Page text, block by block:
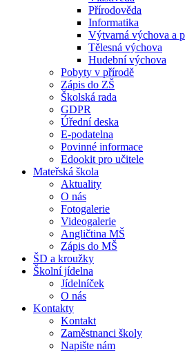
Přírodověda
Informatika
Výtvarná výchova a
Tělesná výchova
Hudební výchova
Pobyty v přírodě
Zápis do ZŠ
Školská rada
GDPR
Úřední deska
E-podatelna
Povinné informace
Edookit pro učitele
Mateřská škola
Aktuality
O nás
Fotogalerie
Videogalerie
Angličtina MŠ
Zápis do MŠ
ŠD a kroužky
Školní jídelna
Jídelníček
O nás
Kontakty
Kontakt
Zaměstnanci školy
Napište nám